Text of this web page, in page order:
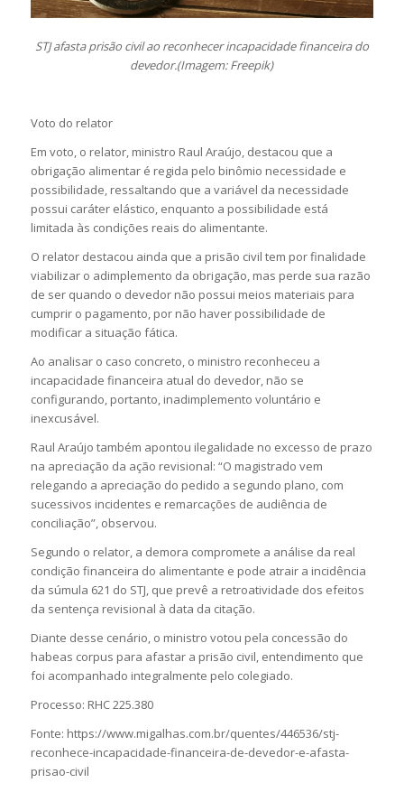
STJ afasta prisão civil ao reconhecer incapacidade financeira do
devedor.(Imagem: Freepik)
Voto do relator
Em voto, o relator, ministro Raul Araújo, destacou que a
obrigação alimentar é regida pelo binômio necessidade e
possibilidade, ressaltando que a variável da necessidade
possui caráter elástico, enquanto a possibilidade está
limitada às condições reais do alimentante.
O relator destacou ainda que a prisão civil tem por finalidade
viabilizar o adimplemento da obrigação, mas perde sua razão
de ser quando o devedor não possui meios materiais para
cumprir o pagamento, por não haver possibilidade de
modificar a situação fática.
Ao analisar o caso concreto, o ministro reconheceu a
incapacidade financeira atual do devedor, não se
configurando, portanto, inadimplemento voluntário e
inexcusável.
Raul Araújo também apontou ilegalidade no excesso de prazo
na apreciação da ação revisional: “O magistrado vem
relegando a apreciação do pedido a segundo plano, com
sucessivos incidentes e remarcações de audiência de
conciliação”, observou.
Segundo o relator, a demora compromete a análise da real
condição financeira do alimentante e pode atrair a incidência
da súmula 621 do STJ, que prevê a retroatividade dos efeitos
da sentença revisional à data da citação.
Diante desse cenário, o ministro votou pela concessão do
habeas corpus para afastar a prisão civil, entendimento que
foi acompanhado integralmente pelo colegiado.
Processo: RHC 225.380
Fonte: https://www.migalhas.com.br/quentes/446536/stj-
reconhece-incapacidade-financeira-de-devedor-e-afasta-
prisao-civil